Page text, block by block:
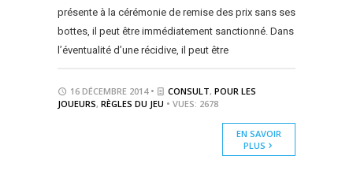
présente à la cérémonie de remise des prix sans ses
bottes, il peut être immédiatement sanctionné. Dans
l’éventualité d’une récidive, il peut être
16 DÉCEMBRE 2014 • CONSULT, POUR LES
JOUEURS, RÈGLES DU JEU • VUES: 2678
EN SAVOIR
PLUS